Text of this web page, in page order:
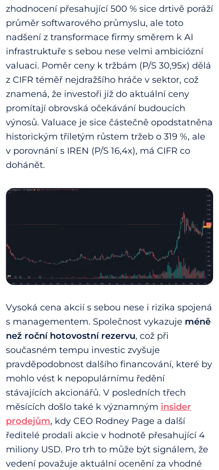
zhodnocení přesahující 500 % sice drtivě poráží
průměr softwarového průmyslu, ale toto
nadšení z transformace firmy směrem k AI
infrastruktuře s sebou nese velmi ambiciózní
valuaci. Poměr ceny k tržbám (P/S 30,95x) dělá
z CIFR téměř nejdražšího hráče v sektor, což
znamená, že investoři již do aktuální ceny
promítají obrovská očekávání budoucích
výnosů. Valuace je sice částečně opodstatněna
historickým tříletým růstem tržeb o 319 %, ale
v porovnání s IREN (P/S 16,4x), má CIFR co
dohánět.
Vysoká cena akcií s sebou nese i rizika spojená
s managementem. Společnost vykazuje méně
než roční hotovostní rezervu, což při
současném tempu investic zvyšuje
pravděpodobnost dalšího financování, které by
mohlo vést k nepopulárnímu ředění
stávajících akcionářů. V posledních třech
měsících došlo také k významným insider
prodejům, kdy CEO Rodney Page a další
ředitelé prodali akcie v hodnotě přesahující 4
miliony USD. Pro trh to může být signálem, že
vedení považuje aktuální ocenění za vhodné